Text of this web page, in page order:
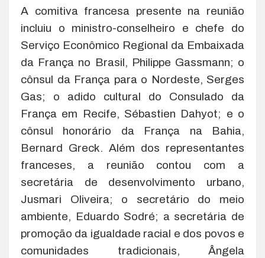
A comitiva francesa presente na reunião
incluiu o ministro-conselheiro e chefe do
Serviço Econômico Regional da Embaixada
da França no Brasil, Philippe Gassmann; o
cônsul da França para o Nordeste, Serges
Gas; o adido cultural do Consulado da
França em Recife, Sébastien Dahyot; e o
cônsul honorário da França na Bahia,
Bernard Greck. Além dos representantes
franceses, a reunião contou com a
secretária de desenvolvimento urbano,
Jusmari Oliveira; o secretário do meio
ambiente, Eduardo Sodré; a secretária de
promoção da igualdade racial e dos povos e
comunidades tradicionais, Ângela